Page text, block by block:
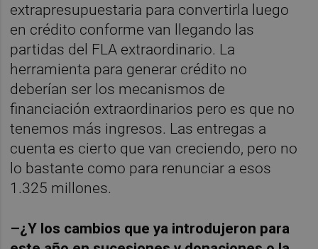
extrapresupuestaria para convertirla luego
en crédito conforme van llegando las
partidas del FLA extraordinario. La
herramienta para generar crédito no
deberían ser los mecanismos de
financiación extraordinarios pero es que no
tenemos más ingresos. Las entregas a
cuenta es cierto que van creciendo, pero no
lo bastante como para renunciar a esos
1.325 millones.
–¿Y los cambios que ya introdujeron para